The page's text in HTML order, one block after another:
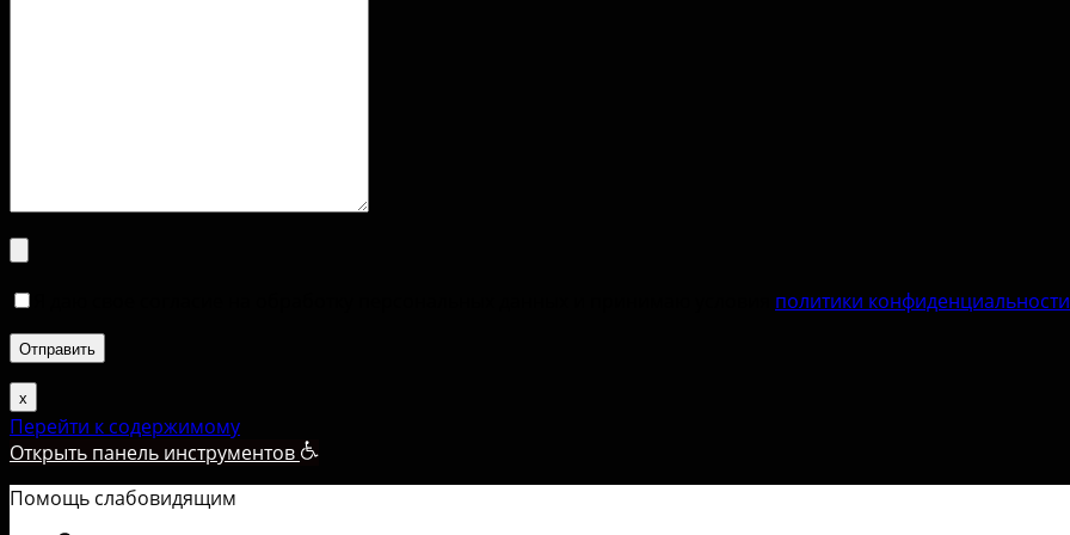
политики конфиденциальности
х
Перейти к содержимому
Открыть панель инструментов
Помощь слабовидящим